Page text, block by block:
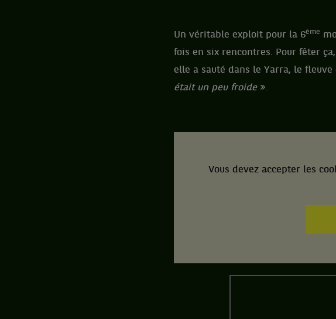
Un véritable exploit pour la 6ème
fois en six rencontres. Pour fêter
elle a sauté dans le Yarra, le
était un peu froide».
Vous devez accepter les